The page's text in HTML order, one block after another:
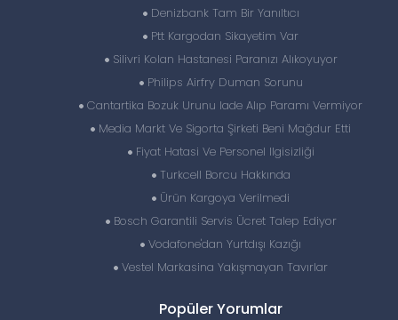
Denizbank Tam Bir Yanıltıcı
Ptt Kargodan Sikayetim Var
Silivri Kolan Hastanesi Paranızı Alıkoyuyor
Philips Airfry Duman Sorunu
Cantartika Bozuk Urunu Iade Alıp Paramı Vermiyor
Media Markt Ve Sigorta Şirketi Beni Mağdur Etti
Fiyat Hatasi Ve Personel Ilgisizliği
Turkcell Borcu Hakkında
Ürün Kargoya Verilmedi
Bosch Garantili Servis Ücret Talep Ediyor
Vodafone'dan Yurtdışı Kazığı
Vestel Markasina Yakışmayan Tavırlar
Popüler Yorumlar